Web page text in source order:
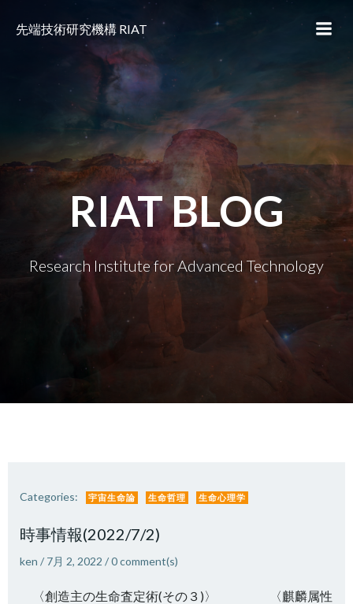
ス
キ
ッ
プ
先端技術研究機構 RIAT
RIAT BLOG
Research Institute for Advanced Technology
Categories: 宇宙生命論 生命哲理 生命心理学
時事情報(2022/7/2)
ken / 7月 2, 2022 /0comment(s)
〈創造主の生命査定術(その３)〉 〈麒麟属性